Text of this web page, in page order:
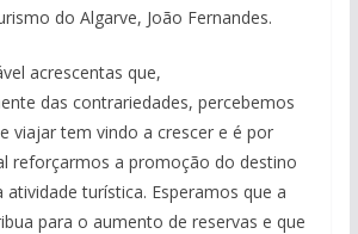
do Algarve, João Fernandes.
acrescentas que,
das contrariedades, percebemos
viajar tem vindo a crescer e é por
reforçarmos a promoção do destino
atividade turística. Esperamos que a
para o aumento de reservas e que